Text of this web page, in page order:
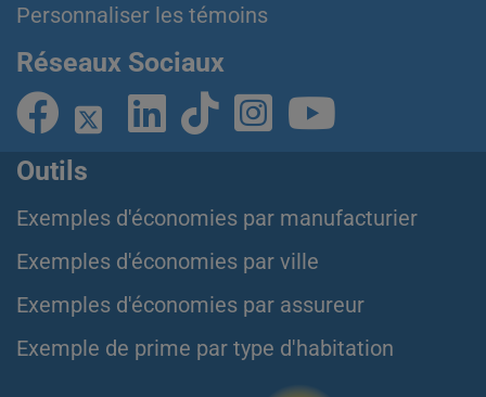
Personnaliser les témoins
Réseaux Sociaux
Outils
Exemples d'économies par manufacturier
Exemples d'économies par ville
Exemples d'économies par assureur
Exemple de prime par type d'habitation